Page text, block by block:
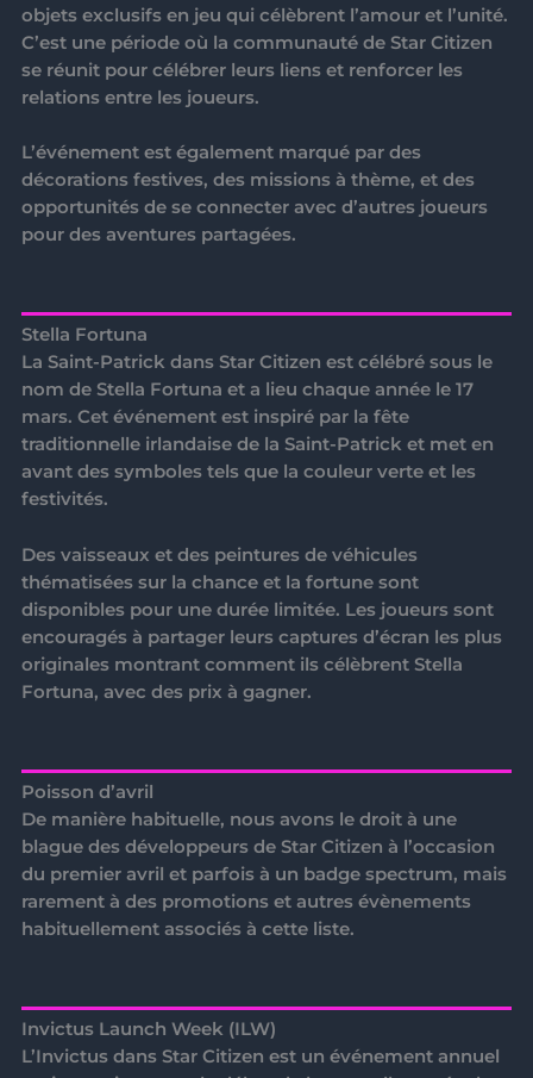
objets exclusifs en jeu qui célèbrent l’amour et l’unité.
C’est une période où la communauté de Star Citizen
se réunit pour célébrer leurs liens et renforcer les
relations entre les joueurs.
L’événement est également marqué par des
décorations festives, des missions à thème, et des
opportunités de se connecter avec d’autres joueurs
pour des aventures partagées.
Stella Fortuna
La Saint-Patrick dans Star Citizen est célébré sous le
nom de Stella Fortuna et a lieu chaque année le 17
mars. Cet événement est inspiré par la fête
traditionnelle irlandaise de la Saint-Patrick et met en
avant des symboles tels que la couleur verte et les
festivités.
Des vaisseaux et des peintures de véhicules
thématisées sur la chance et la fortune sont
disponibles pour une durée limitée. Les joueurs sont
encouragés à partager leurs captures d’écran les plus
originales montrant comment ils célèbrent Stella
Fortuna, avec des prix à gagner.
Poisson d’avril
De manière habituelle, nous avons le droit à une
blague des développeurs de Star Citizen à l’occasion
du premier avril et parfois à un badge spectrum, mais
rarement à des promotions et autres évènements
habituellement associés à cette liste.
Invictus Launch Week (ILW)
L’Invictusdans Star Citizen est un événement annuel